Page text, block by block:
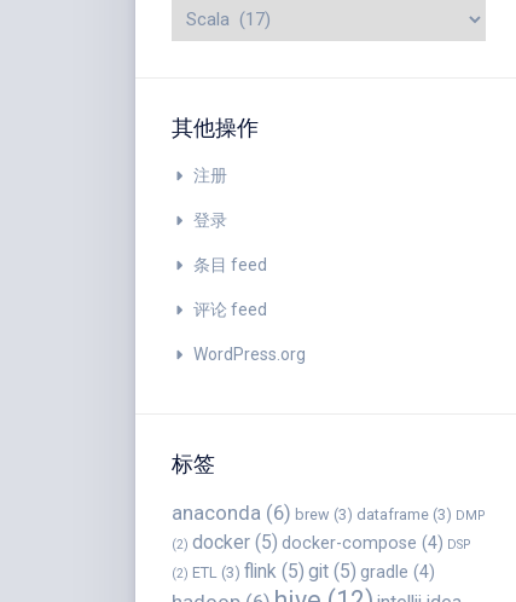
其他操作
注册
登录
条目 feed
评论 feed
WordPress.org
标签
anaconda (6) brew (3) dataframe (3) DMP
(2) docker (5) docker-compose (4) DSP
(2) ETL (3) flink (5) git (5) gradle (4)